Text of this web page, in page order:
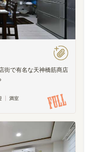
街で有名な天神橋筋商店
満室